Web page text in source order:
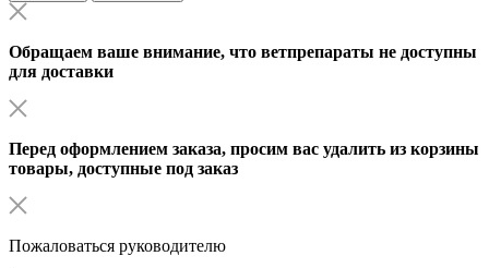
Обращаем ваше внимание, что ветпрепараты не доступны
для доставки
Перед оформлением заказа, просим вас удалить из корзины
товары, доступные под заказ
Пожаловаться руководителю